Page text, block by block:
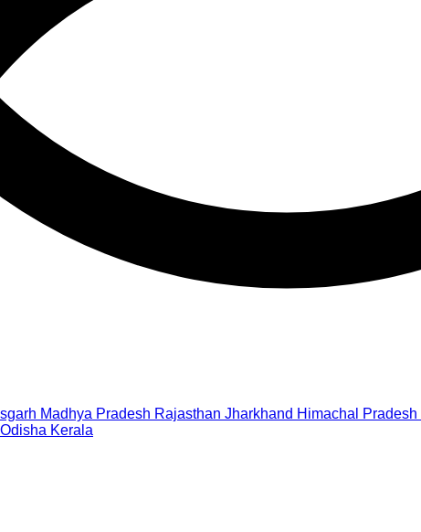
Madhya Pradesh Rajasthan Jharkhand Himachal Pradesh
Odisha Kerala